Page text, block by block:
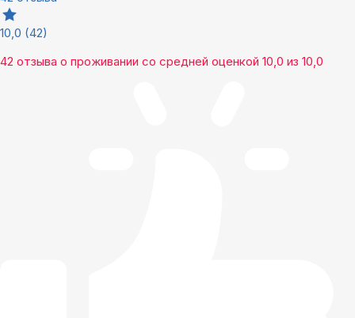
10,0 (42)
42 отзыва о проживании со средней оценкой 10,0 из 10,0